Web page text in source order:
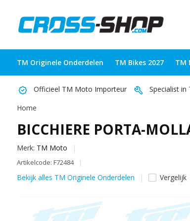
TM Originele Onderdelen TM Bikes 2027 TM
Officieel TM Moto Importeur Specialist
Home
BICCHIERE PORTA-
Merk: TM Moto
Artikelcode: F72484
Bekijk alles TM Originele Onderdelen Vergelijk